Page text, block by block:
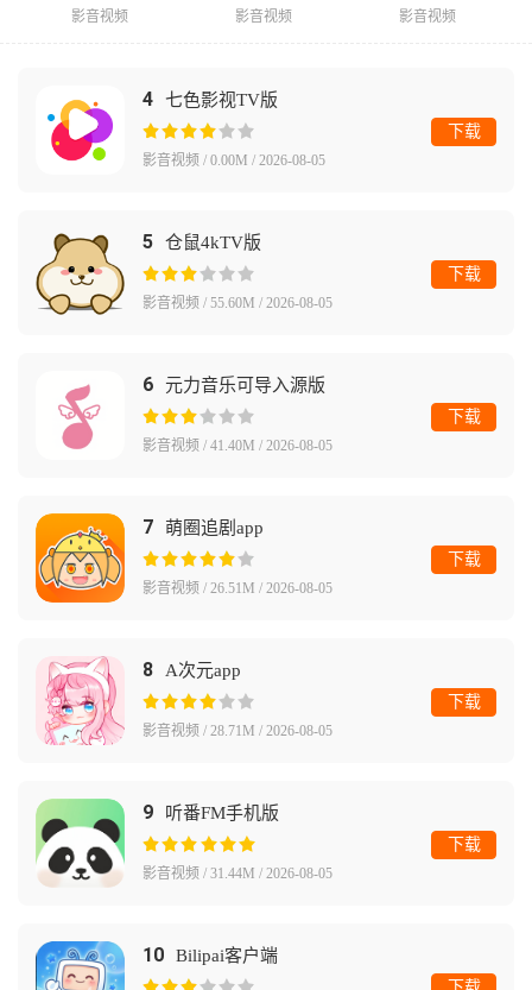
影音视频 影音视频 影音视频
4 七色影视TV版
影音视频 / 0.00M / 2026-08-05
下载
5 仓鼠4kTV版
影音视频 / 55.60M / 2026-08-05
下载
6 元力音乐可导入源版
影音视频 / 41.40M / 2026-08-05
下载
7 萌圈追剧app
影音视频 / 26.51M / 2026-08-05
下载
8 A次元app
影音视频 / 28.71M / 2026-08-05
下载
9 听番FM手机版
影音视频 / 31.44M / 2026-08-05
下载
10 Bilipai客户端